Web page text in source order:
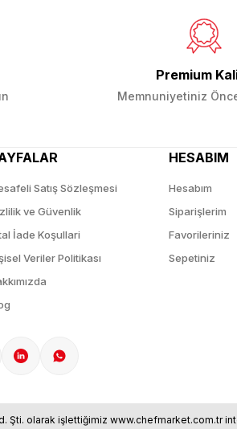
Şti. olarak işlettiğimiz
Premium
Memnuniyetiniz
Satış Sözleşmesi
ve Güvenlik
İade Koşullari
Veriler Politikası
HESABIM
Hesabım
Siparişlerim
Favorileriniz
Sepetiniz